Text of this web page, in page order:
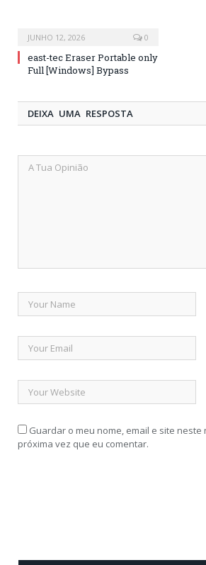
JUNHO 12, 2026 0
east-tec Eraser Portable only
Full [Windows] Bypass
DEIXA UMA RESPOSTA
Guardar o meu nome, email e site
próxima vez que eu comentar.